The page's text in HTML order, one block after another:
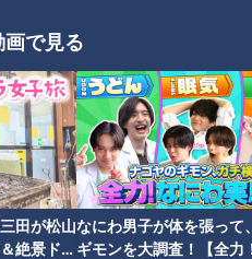
画で見る
田が松山
絶景ドラ
なにわ男子が体を張って
ギモンを大調査！【全力
19歳の時。太平洋戦争中、日本
手当てをしていました。命を守
さんは終戦後、地元の三重県に
ながら看護師の仕事を続け、
た。
は92歳。その頃は週に4日の